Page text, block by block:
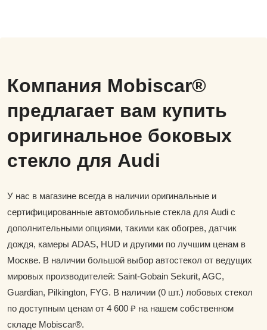
Компания Mobiscar®
предлагает вам купить
оригинальное боковых
стекло для Audi
У нас в магазине всегда в наличии оригинальные и
сертифицированные автомобильные стекла для Audi с
дополнительными опциями, такими как обогрев, датчик
дождя, камеры ADAS, HUD и другими по лучшим ценам в
Москве. В наличии большой выбор автостекол от ведущих
мировых производителей: Saint-Gobain Sekurit, AGC,
Guardian, Pilkington, FYG. В наличии (0 шт.) лобовых стекол
по доступным ценам от 4 600 ₽ на нашем собственном
складе Mobiscar®.